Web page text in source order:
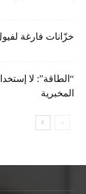
خزّانات فارغة
“الطاقة”: لا
المخبرية